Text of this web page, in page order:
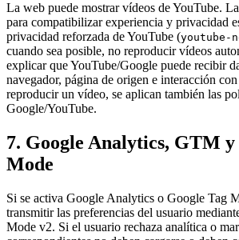
La web puede mostrar vídeos de YouTube.
para compatibilizar experiencia y privacidad
privacidad reforzada de YouTube (youtube-
cuando sea posible, no reproducir vídeos
explicar que YouTube/Google puede recibir
navegador, página de origen e interacción
reproducir un vídeo, se aplican también las
Google/YouTube.
7. Google Analytics, GTM y
Mode
Si se activa Google Analytics o Google Tag
transmitir las preferencias del usuario
Mode v2. Si el usuario rechaza analítica o